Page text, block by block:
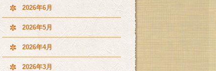
2026年6月
2026年5月
2026年4月
2026年3月